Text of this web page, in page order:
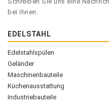
bei Ihnen.
EDELSTAHL
Edelstahlspülen
Geländer
Maschinenbauteile
Küchenausstattung
Industriebauteile